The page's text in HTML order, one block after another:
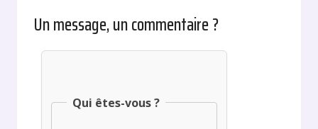
Un message, un commentaire ?
Qui êtes-vous ?